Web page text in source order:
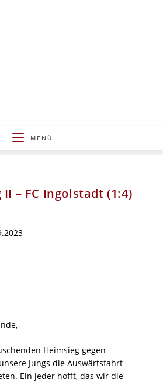
MENÜ
II – FC Ingolstadt (1:4)
Heimsieg gegen
Jungs die Auswärtsfahrt
Ein jeder hofft, das wir die